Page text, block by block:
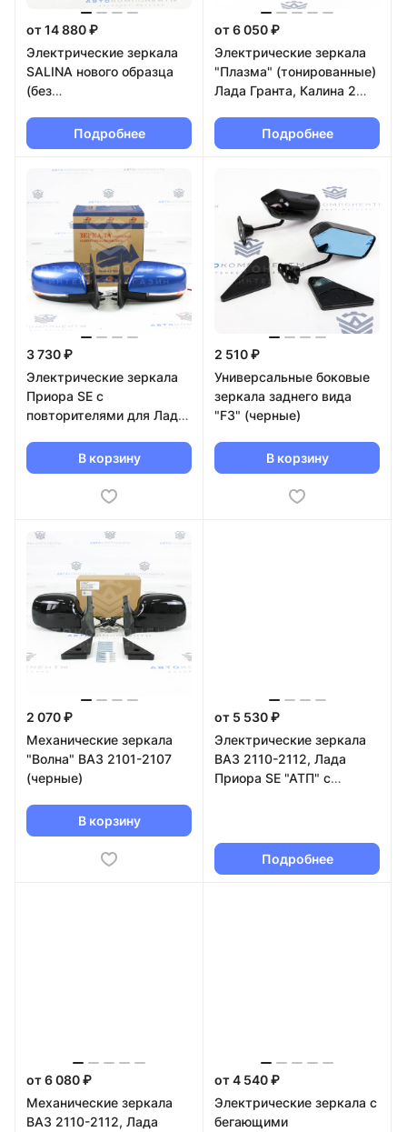
от 14 880 ₽
Электрические зеркала
SALINA нового образца
(без
Лада Vesta в цвет кузова
Подробнее
от 6 050 ₽
Электрические зеркала
"Плазма" (тонированные)
Лада Гранта, Калина 2
Подробнее
3 730 ₽
Электрические зеркала
Приора SE с
повторителями для Лада
кузова
В корзину
2 510 ₽
Универсальные боковые
зеркала заднего вида
"F3" (черные)
В корзину
2 070 ₽
Механические зеркала
"Волна" ВАЗ 2101-2107
(черные)
В корзину
от 5 530 ₽
Электрические зеркала
ВАЗ 2110-2112, Лада
Приора SE "АТП" с
Подробнее
от 6 080 ₽
Механические зеркала
ВАЗ 2110-2112, Лада
от 4 540 ₽
Электрические зеркала с
бегающими